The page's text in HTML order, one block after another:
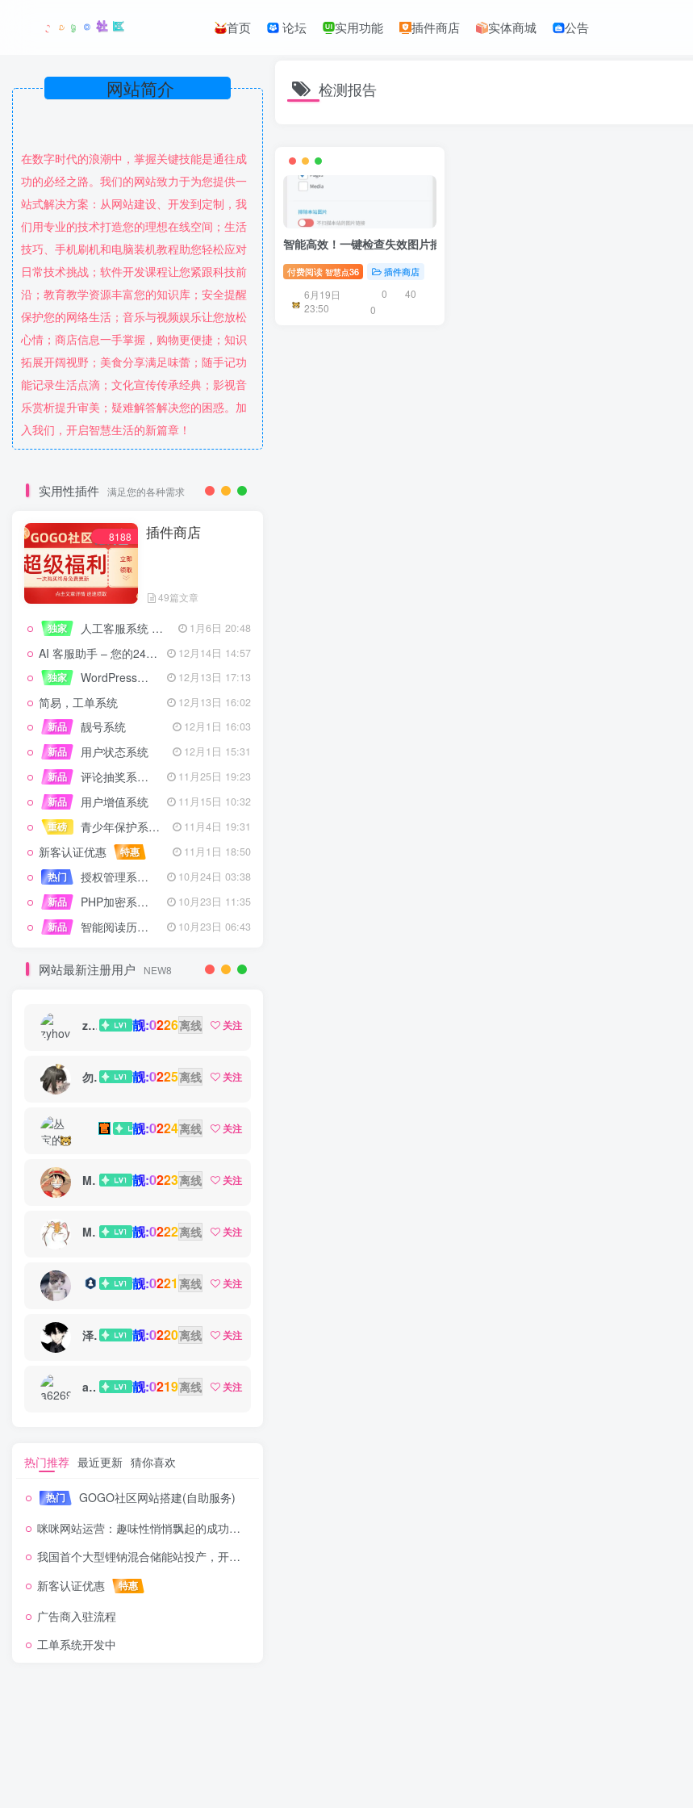
首页 论坛 实用功能 插件商店 实体商城 公告
在数字时代的浪潮中，掌握关键技能是通往成
功的必经之路。我们的网站致力于为您提供一
站式解决方案：从网站建设、开发到定制，我
们用专业的技术打造您的理想在线空间；生活
技巧、手机刷机和电脑装机教程助您轻松应对
日常技术挑战；软件开发课程让您紧跟科技前
沿；教育教学资源丰富您的知识库；安全提醒
保护您的网络生活；音乐与视频娱乐让您放松
心情；商店信息一手掌握，购物更便捷；知识
拓展开阔视野；美食分享满足味蕾；随手记功
能记录生活点滴；文化宣传传承经典；影视音
乐赏析提升审美；疑难解答解决您的困惑。加
入我们，开启智慧生活的新篇章！
实用性插件 满足您的各种需求
8188 插件商店
49篇文章
独家 人工客服系统 技术开发文档 1月6日 20:48
AI 客服助手 – 您的24/7智能客服专家
12月14日 14:57
独家
WordPress设备管理器插件 – 专业版 12月13日 17:13
简易，工单系统
12月13日 16:02
新品
靓号系统
12月1日 16:03
新品
用户状态系统
12月1日 15:31
新品
评论抽奖系统 – 完整功能详解
11月25日 19:23
新品
用户增值系统
11月15日 10:32
重磅
青少年保护系统 专为子比主题开发 11月4日 19:31
新客认证优惠 特惠
11月1日 18:50
热门
授权管理系统子比主题专版
10月24日 03:38
新品
PHP加密系统专业版
10月23日 11:35
新品
智能阅读历史系统 10月23日 06:43
网站最新注册用户 NEW8
zyhove 靓:0226离线 关注
勿听 靓:0225离线 关注
丛宝 靓:0224离线 关注
MS-康娃 靓:0223离线 关注
Miss 先生 靓:0222离线 关注
猫小白 靓:0221 离线 关注
泽宇 靓:0220离线 关注
a626911 靓:0219离线 关注
热门推荐 最近更新 猜你喜欢
热门
GOGO社区网站搭建(自助服务)
咪咪网站运营：趣味性悄悄飘起的成功风头
我国首个大型锂钠混合储能站投产，开启储能新时代
新客认证优惠
特惠
广告商入驻流程
工单系统开发中
检测报告
智能高效！一键检查失效图片插件核心功能全面解析
付费阅读 智慧点36 插件商店
6月19日
23:50
0
40
0